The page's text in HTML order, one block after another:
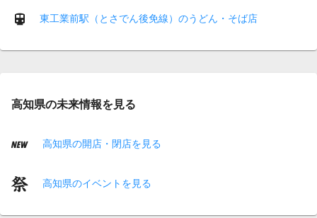
東工業前駅（とさでん後免線）のうどん・そば店
高知県の未来情報を見る
高知県の開店・閉店を見る
高知県のイベントを見る